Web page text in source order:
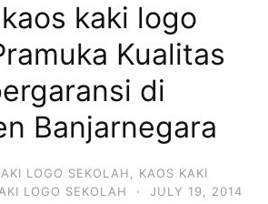
kaki logo
Kualitas
di
Banjarnegara
LOGO SEKOLAH
KAOS KAKI
LOGO SEKOLAH
· JULY 19, 2014